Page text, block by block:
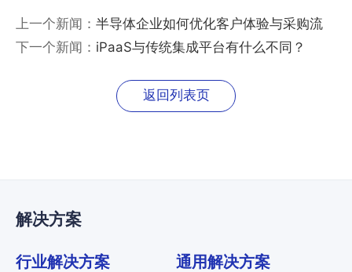
上一个新闻： 半导体企业如何优化客户体验与采购流
程？
下一个新闻： iPaaS与传统集成平台有什么不同？
返回列表页
解决方案
行业解决方案
通用解决方案